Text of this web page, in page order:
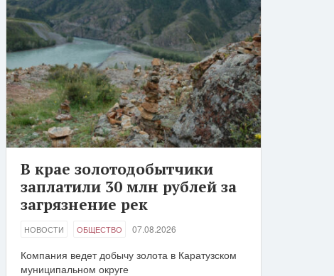
В крае золотодобытчики
заплатили 30 млн рублей за
загрязнение рек
НОВОСТИ ОБЩЕСТВО 07.08.2026
Компания ведет добычу золота в Каратузском
муниципальном округе